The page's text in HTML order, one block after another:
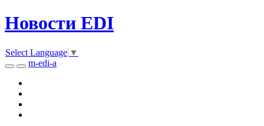
Новости EDI
Select Language ▼
m-edi-a